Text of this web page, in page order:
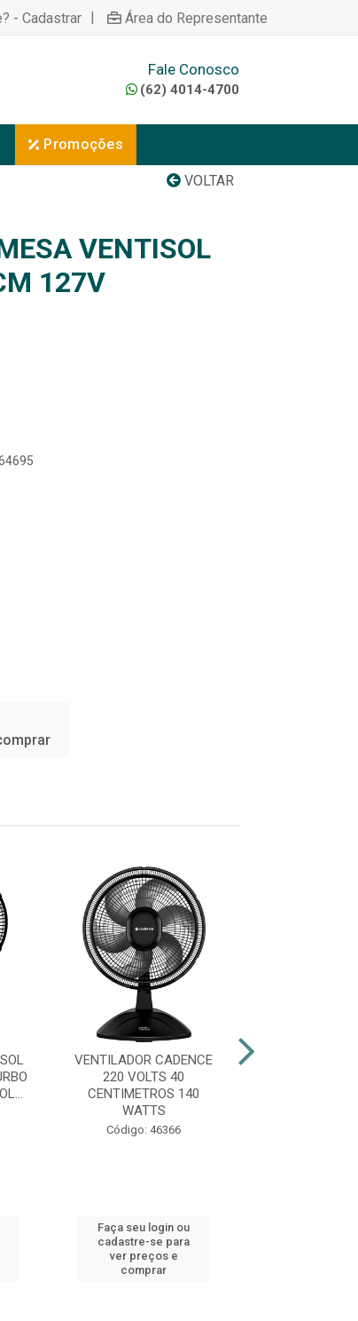
- Cadastrar | Área do Representante
Fale Conosco
(62) 4014-4700
Promoções
VOLTAR
VENTISOL
127V
VENTILADOR CADENCE
220 VOLTS 40
CENTIMETROS 140
WATTS
Código: 46366
Faça seu login ou
cadastre-se para
ver preços e
comprar